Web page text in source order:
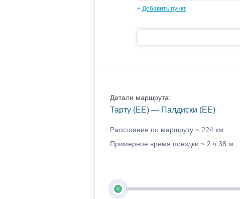
+ Добавить пункт
Детали маршрута:
Тарту (EE) — Палдиски (EE)
Расстояние по маршруту ~ 224 км
Примерное время поездки ~ 2 ч 38 м
A